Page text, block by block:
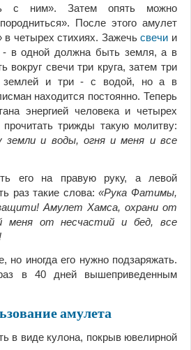
с ним». Затем опять можно
После этого амулет
в четырех стихиях. Зажечьсвечи и
- в одной должна быть земля, а в
вокруг свечи три круга, затем три
землей и три - с водой, но а в
находится постоянно. Теперь
энергией человека и четырех
трижды такую молитву:
земли и воды, огня и меня и все
его на правую руку, а левой
раз такие слова:«Рука Фатимы,
Амулет Хамса, охрани от
меня от несчастий и бед, все
но иногда его нужно подзаряжать.
в 40 дней вышеприведенным
амулета
в виде кулона, покрыв ювелирной